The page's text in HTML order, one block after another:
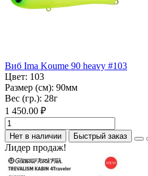
Виб Ima Koume 90 heavy #103
Цвет: 103
Размер (см): 90мм
Вес (гр.): 28г
1 450.00 ₽
Нет в наличии Быстрый заказ
Лидер продаж!